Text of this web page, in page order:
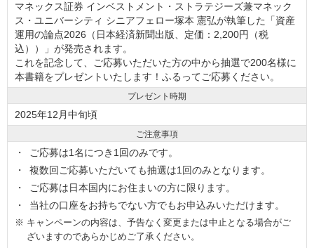
マネックス証券 インベストメント・ストラテジーズ兼マネック
ス・ユニバーシティ シニアフェロー塚本 憲弘が執筆した「資産
運用の論点2026（日本経済新聞出版、定価：2,200円（税
込））」が発売されます。
これを記念して、ご応募いただいた方の中から抽選で200名様に
本書籍をプレゼントいたします！ふるってご応募ください。
プレゼント時期
2025年12月中旬頃
ご注意事項
ご応募は1名につき1回のみです。
複数回ご応募いただいても抽選は1回のみとなります。
ご応募は日本国内にお住まいの方に限ります。
当社の口座をお持ちでない方でもお申込みいただけます。
キャンペーンの内容は、予告なく変更または中止となる場合がご
ざいますのであらかじめご了承ください。